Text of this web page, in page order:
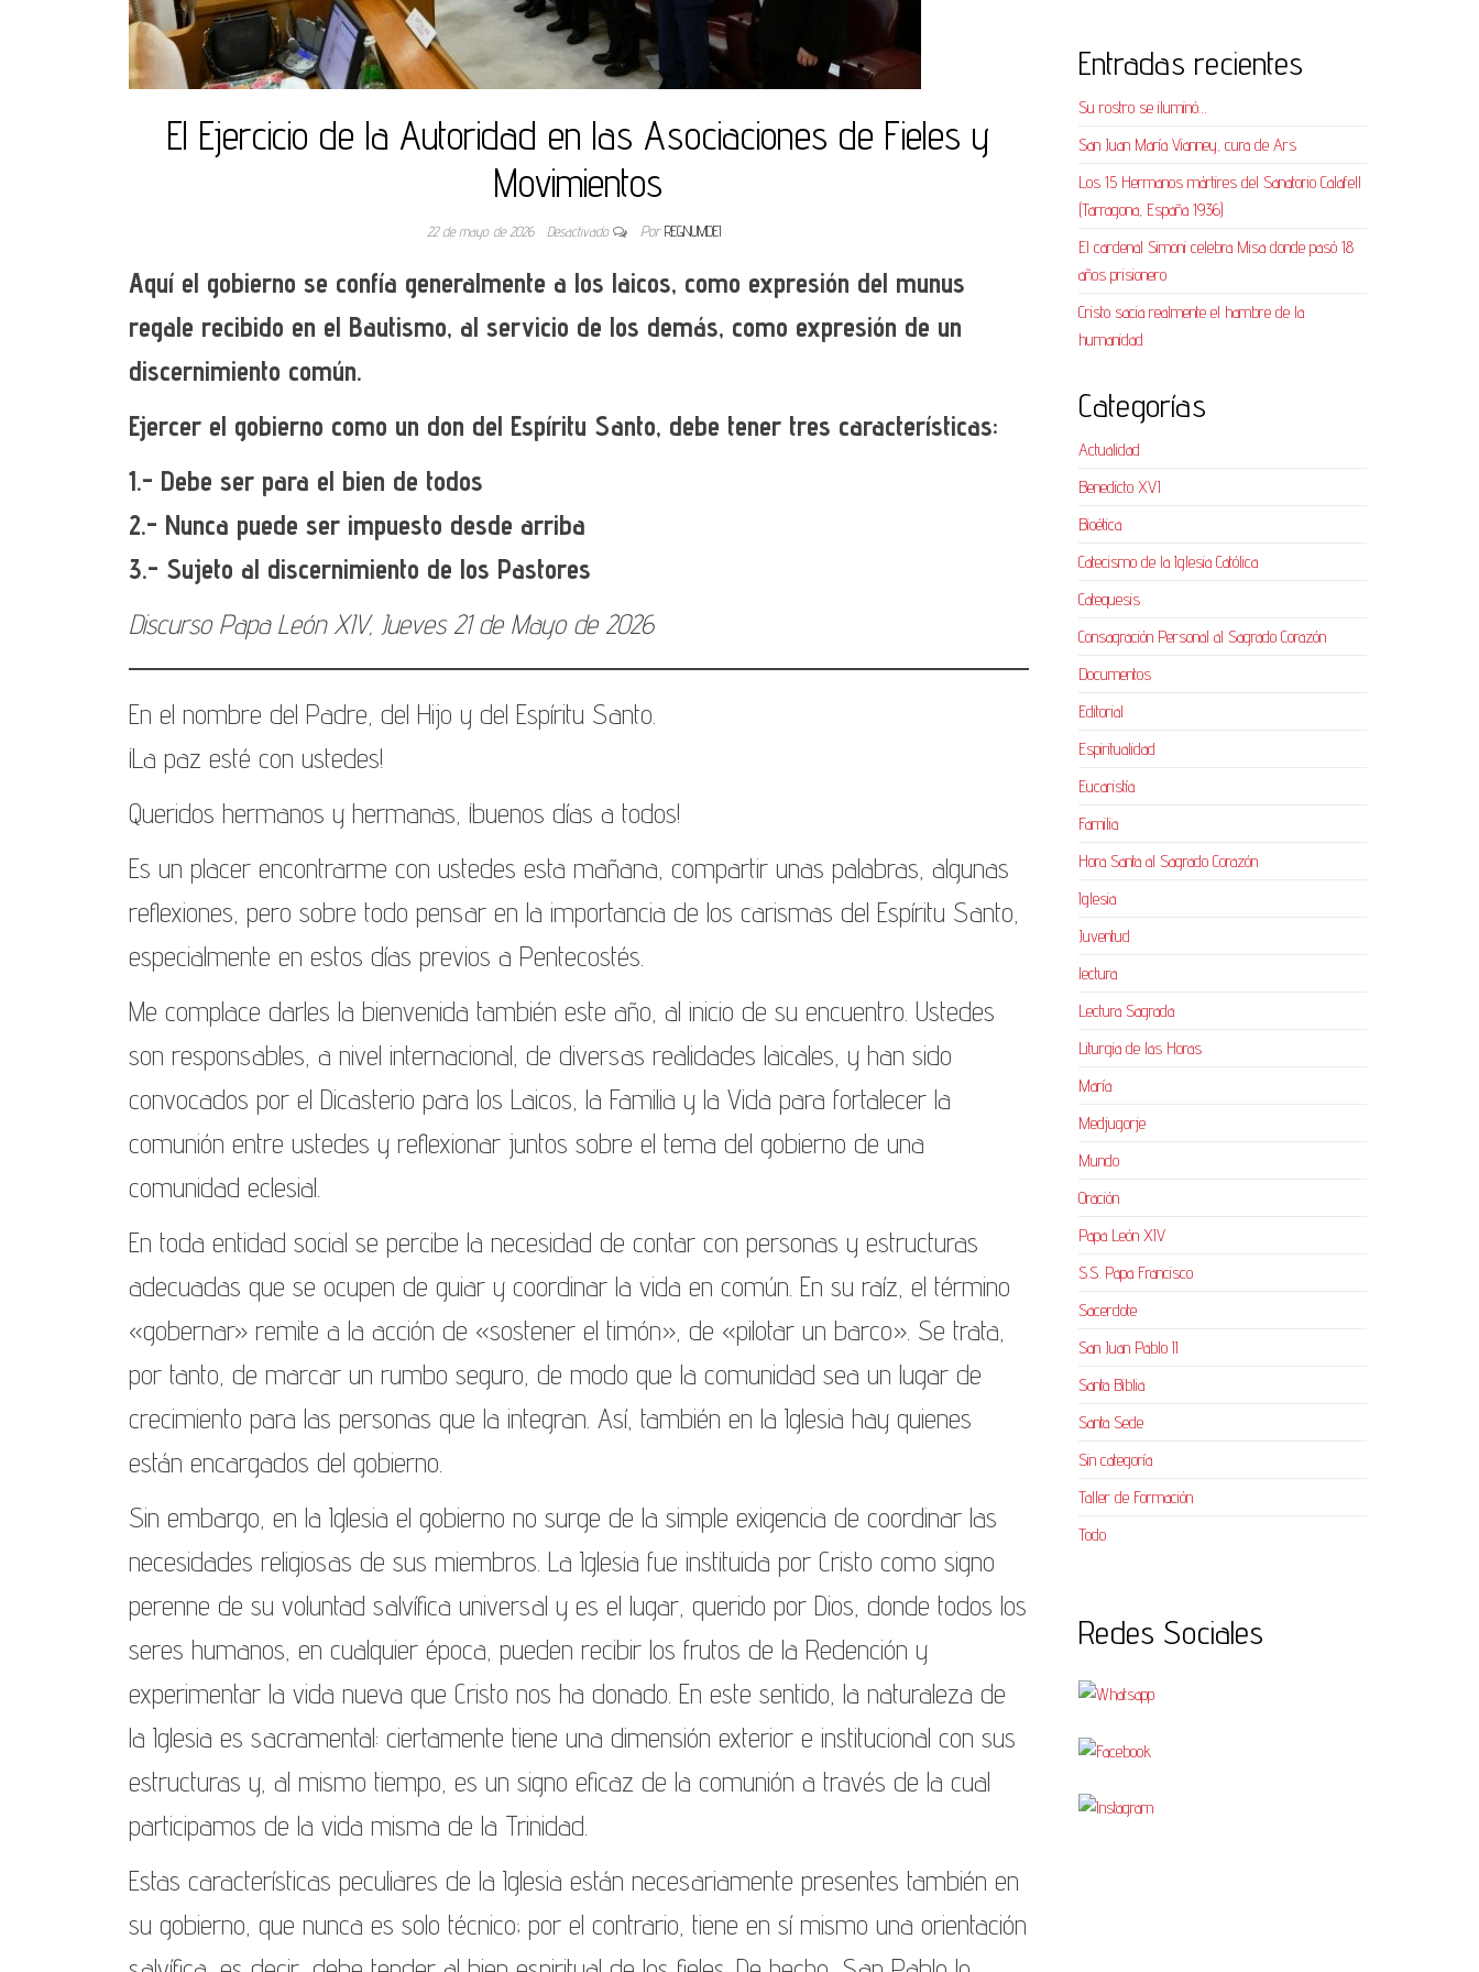
El Ejercicio de la Autoridad en las Asociaciones de Fieles y
Movimientos
22 de mayo de 2026 Desactivado Por REGNUMDEI
Aquí el gobierno se confía generalmente a los laicos, como expresión del munus
regale recibido en el Bautismo, al servicio de los demás, como expresión de un
discernimiento común.
Ejercer el gobierno como un don del Espíritu Santo, debe tener tres características:
1.- Debe ser para el bien de todos
2.- Nunca puede ser impuesto desde arriba
3.- Sujeto al discernimiento de los Pastores
Discurso Papa León XIV, Jueves 21 de Mayo de 2026
En el nombre del Padre, del Hijo y del Espíritu Santo.
¡La paz esté con ustedes!
Queridos hermanos y hermanas, ¡buenos días a todos!
Es un placer encontrarme con ustedes esta mañana, compartir unas palabras, algunas
reflexiones, pero sobre todo pensar en la importancia de los carismas del Espíritu Santo,
especialmente en estos días previos a Pentecostés.
Me complace darles la bienvenida también este año, al inicio de su encuentro. Ustedes
son responsables, a nivel internacional, de diversas realidades laicales, y han sido
convocados por el Dicasterio para los Laicos, la Familia y la Vida para fortalecer la
comunión entre ustedes y reflexionar juntos sobre el tema del gobierno de una
comunidad eclesial.
En toda entidad social se percibe la necesidad de contar con personas y estructuras
adecuadas que se ocupen de guiar y coordinar la vida en común. En su raíz, el término
«gobernar» remite a la acción de «sostener el timón», de «pilotar un barco». Se trata,
por tanto, de marcar un rumbo seguro, de modo que la comunidad sea un lugar de
crecimiento para las personas que la integran. Así, también en la Iglesia hay quienes
están encargados del gobierno.
Sin embargo, en la Iglesia el gobierno no surge de la simple exigencia de coordinar las
necesidades religiosas de sus miembros. La Iglesia fue instituida por Cristo como signo
perenne de su voluntad salvífica universal y es el lugar, querido por Dios, donde todos los
seres humanos, en cualquier época, pueden recibir los frutos de la Redención y
experimentar la vida nueva que Cristo nos ha donado. En este sentido, la naturaleza de
la Iglesia es sacramental: ciertamente tiene una dimensión exterior e institucional con sus
estructuras y, al mismo tiempo, es un signo eficaz de la comunión a través de la cual
participamos de la vida misma de la Trinidad.
Estas características peculiares de la Iglesia están necesariamente presentes también en
su gobierno, que nunca es solo técnico; por el contrario, tiene en sí mismo una orientación
Entradas recientes
Su rostro se iluminó…
San Juan María Vianney, cura de Ars
Los 15 Hermanos mártires del Sanatorio Calafell
(Tarragona, España 1936)
El cardenal Simoni celebra Misa donde pasó 18
años prisionero
Cristo sacia realmente el hambre de la
humanidad
Categorías
Actualidad
Benedicto XVI
Bioética
Catecismo de la Iglesia Católica
Catequesis
Consagración Personal al Sagrado Corazón
Documentos
Editorial
Espiritualidad
Eucaristía
Familia
Hora Santa al Sagrado Corazón
Iglesia
Juventud
lectura
Lectura Sagrada
Liturgia de las Horas
María
Medjugorje
Mundo
Oración
Papa León XIV
S.S. Papa Francisco
Sacerdote
San Juan Pablo II
Santa Biblia
Santa Sede
Sin categoría
Taller de Formación
Todo
Redes Sociales